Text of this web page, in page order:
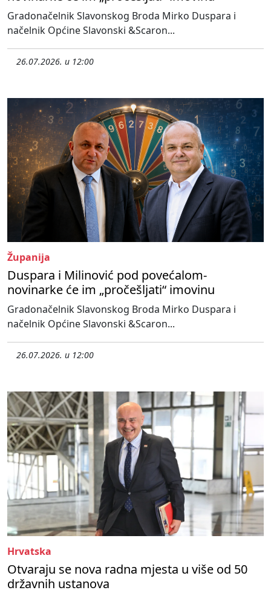
Gradonačelnik Slavonskog Broda Mirko Duspara i
načelnik Općine Slavonski &Scaron...
26.07.2026. u 12:00
Županija
Duspara i Milinović pod povećalom-
novinarke će im „pročešljati“ imovinu
Gradonačelnik Slavonskog Broda Mirko Duspara i
načelnik Općine Slavonski &Scaron...
26.07.2026. u 12:00
Hrvatska
Otvaraju se nova radna mjesta u više od 50
državnih ustanova